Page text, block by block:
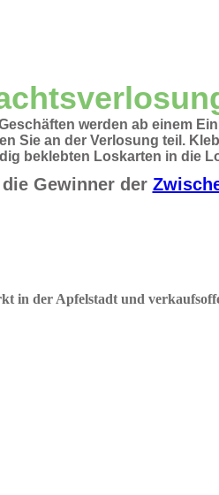
werden ab einem
Sie an der Verlosung teil.
beklebten Loskarten in die
Gewinner der
in der Apfelstadt und